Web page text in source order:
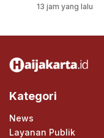
13 jam yang lalu
Kategori
News
Layanan Publik